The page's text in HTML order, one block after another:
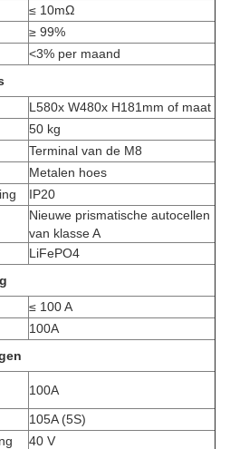
≤ 10mΩ
≥ 99%
<3% per maand
L580x W480x H181mm of maat
50 kg
Terminal van de M8
Metalen hoes
IP20
Nieuwe prismatische autocellen
van klasse A
LiFePO4
≤ 100 A
100A
100A
105A (5S)
40 V